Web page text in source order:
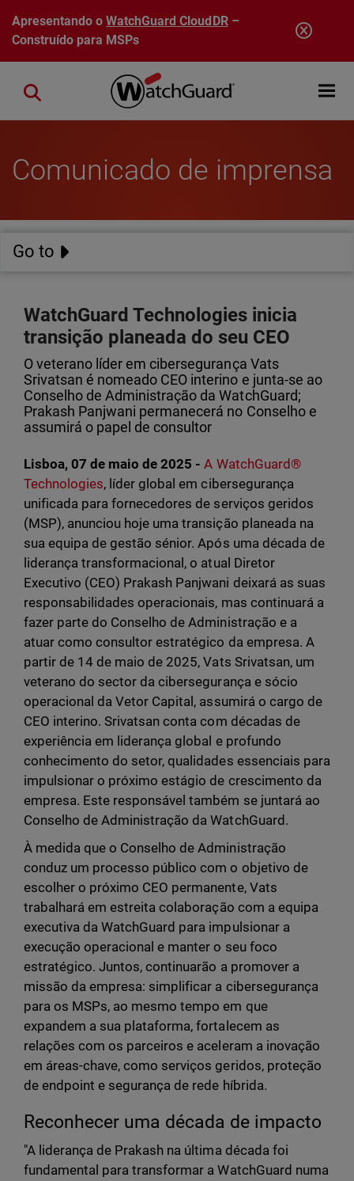
Pular para o conteúdo principal
Apresentando oWatchGuard CloudDR–
Construído para MSPs
Open
Close search
Comunicado de imprensa
Go to
WatchGuard Technologies inicia
transição planeada do seu CEO
O veterano líder em cibersegurança Vats
Srivatsan é nomeado CEO interino e junta-se ao
Conselho de Administração da WatchGuard;
Prakash Panjwani permanecerá no Conselho e
assumirá o papel de consultor
Lisboa, 07 de maio de 2025 -A WatchGuard®
Technologies, líder global em cibersegurança
unificada para fornecedores de serviços geridos
(MSP), anunciou hoje uma transição planeada na
sua equipa de gestão sénior. Após uma década de
liderança transformacional, o atual Diretor
Executivo (CEO) Prakash Panjwani deixará as suas
responsabilidades operacionais, mas continuará a
fazer parte do Conselho de Administração e a
atuar como consultor estratégico da empresa. A
partir de 14 de maio de 2025, Vats Srivatsan, um
veterano do sector da cibersegurança e sócio
operacional da Vetor Capital, assumirá o cargo de
CEO interino. Srivatsan conta com décadas de
experiência em liderança global e profundo
conhecimento do setor, qualidades essenciais para
impulsionar o próximo estágio de crescimento da
empresa. Este responsável também se juntará ao
Conselho de Administração da WatchGuard.
À medida que o Conselho de Administração
conduz um processo público com o objetivo de
escolher o próximo CEO permanente, Vats
trabalhará em estreita colaboração com a equipa
executiva da WatchGuard para impulsionar a
execução operacional e manter o seu foco
estratégico. Juntos, continuarão a promover a
missão da empresa: simplificar a cibersegurança
para os MSPs, ao mesmo tempo em que
expandem a sua plataforma, fortalecem as
relações com os parceiros e aceleram a inovação
em áreas-chave, como serviços geridos, proteção
de endpoint e segurança de rede híbrida.
Reconhecer uma década de impacto
"A liderança de Prakash na última década foi
fundamental para transformar a WatchGuard numa